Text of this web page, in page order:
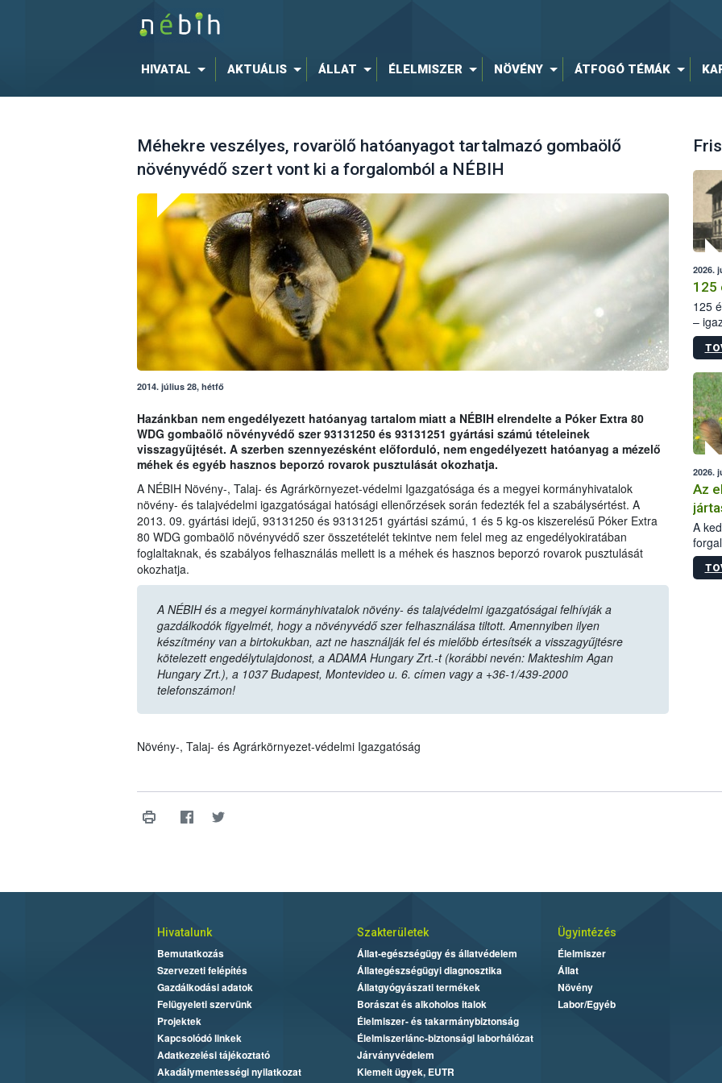
HIVATAL AKTUÁLIS ÁLLAT ÉLELMISZER NÖVÉNY ÁTFOGÓ TÉMÁK
Méhekre veszélyes, rovarölő hatóanyagot tartalmazó gombaölő
növényvédő szert vont ki a forgalomból a NÉBIH
2014. július 28, hétfő
Hazánkban nem engedélyezett hatóanyag tartalom miatt a NÉBIH elrendelte a Póker Extra 80
WDG gombaölő növényvédő szer 93131250 és 93131251 gyártási számú tételeinek
visszagyűjtését. A szerben szennyezésként előforduló, nem engedélyezett hatóanyag a mézelő
méhek és egyéb hasznos beporzó rovarok pusztulását okozhatja.
A NÉBIH Növény-, Talaj- és Agrárkörnyezet-védelmi Igazgatósága és a megyei kormányhivatalok
növény- és talajvédelmi igazgatóságai hatósági ellenőrzések során fedezték fel a szabálysértést. A
2013. 09. gyártási idejű, 93131250 és 93131251 gyártási számú, 1 és 5 kg-os kiszerelésű Póker Extra
80 WDG gombaölő növényvédő szer összetételét tekintve nem felel meg az engedélyokiratában
foglaltaknak, és szabályos felhasználás mellett is a méhek és hasznos beporzó rovarok pusztulását
okozhatja.
A NÉBIH és a megyei kormányhivatalok növény- és talajvédelmi igazgatóságai felhívják a
gazdálkodók figyelmét, hogy a növényvédő szer felhasználása tiltott. Amennyiben ilyen
készítmény van a birtokukban, azt ne használják fel és mielőbb értesítsék a visszagyűjtésre
kötelezett engedélytulajdonost, a ADAMA Hungary Zrt.-t (korábbi nevén: Makteshim Agan
Hungary Zrt.), a 1037 Budapest, Montevideo u. 6. címen vagy a +36-1/439-2000
telefonszámon!
Növény-, Talaj- és Agrárkörnyezet-védelmi Igazgatóság
2026.
125
125
–
15.
2026.
Az
A
Hivatalunk
Bemutatkozás
Szervezeti felépítés
Gazdálkodási adatok
Felügyeleti szervünk
Projektek
Kapcsolódó linkek
Adatkezelési tájékoztató
Akadálymentességi nyilatkozat
Szakterületek
Állat-egészségügy és állatvédelem
Állategészségügyi diagnosztika
Állatgyógyászati termékek
Borászat és alkoholos italok
Élelmiszer- és takarmánybiztonság
Élelmiszerlánc-biztonsági laborhálózat
Járványvédelem
Kiemelt ügyek, EUTR
Ügyintézés
Élelmiszer
Állat
Növény
Labor/Egyéb